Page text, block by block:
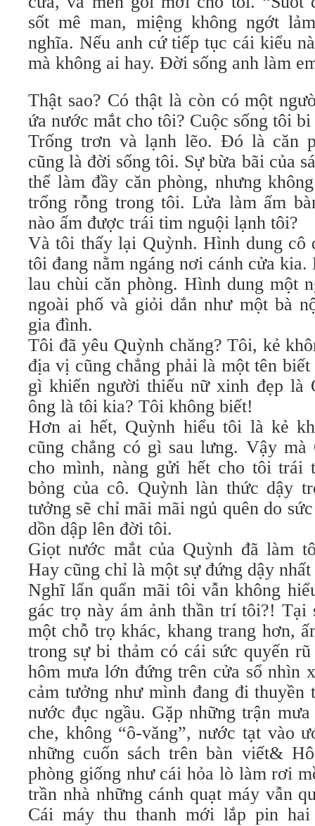
sốt mê man, miệng không ngớt
nghĩa. Nếu anh cứ tiếp tục cái kiểu
mà không ai hay. Đời sống anh làm
Thật sao? Có thật là còn có một
ứa nước mắt cho tôi? Cuộc sống tôi bi
Trống trơn và lạnh lẽo. Đó là căn
cũng là đời sống tôi. Sự bừa bãi của
thể làm đầy căn phòng, nhưng
trống rỗng trong tôi. Lửa làm ấm
nào ấm được trái tim nguội lạnh tôi?
Và tôi thấy lại Quỳnh. Hình dung cô
tôi đang nằm ngáng nơi cánh cửa
lau chùi căn phòng. Hình dung một
ngoài phố và giỏi dắn như một bà
gia đình.
Tôi đã yêu Quỳnh chăng? Tôi, kẻ
địa vị cũng chẳng phải là một tên
gì khiến người thiếu nữ xinh đẹp là
ông là tôi kia? Tôi không biết!
Hơn ai hết, Quỳnh hiểu tôi là kẻ
cũng chẳng có gì sau lưng. Vậy
cho mình, nàng gửi hết cho tôi trái
bỏng của cô. Quỳnh làn thức dậy
tưởng sẽ chỉ mãi mãi ngủ quên do
dồn dập lên đời tôi.
Giọt nước mắt của Quỳnh đã làm
Hay cũng chỉ là một sự đứng dậy
Nghĩ lẩn quẩn mãi tôi vẫn không
gác trọ này ám ảnh thần trí tôi?! Tại
một chỗ trọ khác, khang trang hơn,
trong sự bi thảm có cái sức quyến
hôm mưa lớn đứng trên cửa sổ nhìn
cảm tưởng như mình đang đi thuyền
nước đục ngầu. Gặp những trận
che, không “ô-văng”, nước tạt vào
những cuốn sách trên bàn viết&
phòng giống như cái hỏa lò làm rơi
trần nhà những cánh quạt máy vẫn
Cái máy thu thanh mới lắp pin